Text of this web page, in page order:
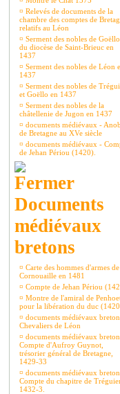
¤ Relevés de documents de la
chambre des comptes de
relatifs au Léon
¤ Serment des nobles de Goëllo
du diocèse de Saint-Brieuc en
1437
¤ Serment des nobles de Léon
1437
¤ Serment des nobles de
et Goëllo en 1437
¤ Serment des nobles de la
châtellenie de Jugon en 1437
¤ documents médiévaux -
de Bretagne au XVe siècle
¤ documents médiévaux -
de Jehan Périou (1420).
Documents
médiévaux
bretons
¤ Carte des hommes d'armes de
Cornouaille en 1481
¤ Compte de Jehan Périou
¤ Montre de l'amiral de
pour la libération du duc
¤ documents médiévaux
Chevaliers de Léon
¤ documents médiévaux
Compte d'Aufroy Guynot,
trésorier général de Bretagne,
1429-33
¤ documents médiévaux
Compte du chapitre de
1432-3.